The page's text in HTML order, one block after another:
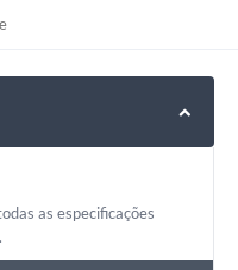
as especificações